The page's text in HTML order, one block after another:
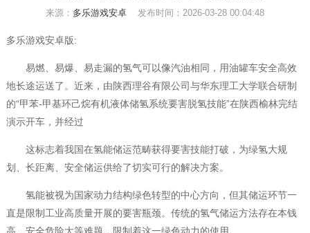
来源： 多乐游戏安卓 发布时间：2026-03-28 00:04:48
多乐游戏安卓版:
易燃、易爆、易走漏的氢气可以像汽油相同，用油罐车安全高效
地长途运送了。近来，由陕西理谷有限公司与华东理工大学联合研制
的“甲苯-甲基环己烷有机液体储氢系统要害脱氢技能”在陕西榆林完结
演示开车，并经过
这标志着我国在氢能储运范畴获得要害技能打破，为绿氢大规
划、长距离、安全储运供给了切实可行的解决方案。
氢能被视为国家动力结构绿色转型的中心方向，但其储运环节一
直是限制工业高质量开展的要害瓶颈。传统的氢气储运方法存在本钱